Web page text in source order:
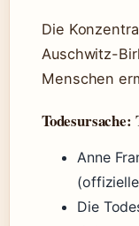
Die
Auschwitz-
Menschen
Anne
Die